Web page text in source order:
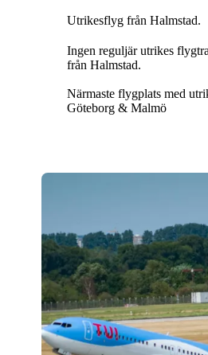
Utrikesflyg från Halmstad.
Ingen reguljär utrikes
från Halmstad.
Närmaste flygplats med
Göteborg & Malmö